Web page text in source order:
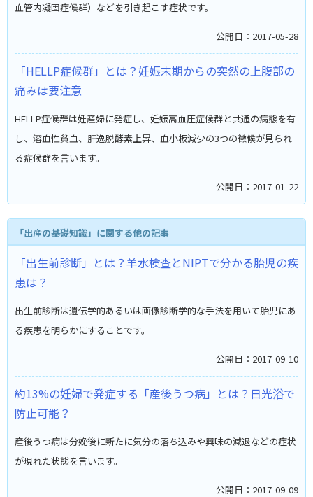
血管内凝固症候群）などを引き起こす症状です。
公開日：2017-05-28
「HELLP症候群」とは？妊娠末期からの突然の上腹部の
痛みは要注意
HELLP症候群は妊産婦に発症し、妊娠高血圧症候群と共通の病態を有
し、溶血性貧血、肝逸脱酵素上昇、血小板減少の3つの徴候が見られ
る症候群を言います。
公開日：2017-01-22
「出産の基礎知識」に関する他の記事
「出生前診断」とは？羊水検査とNIPTで分かる胎児の疾
患は？
出生前診断は遺伝学的あるいは画像診断学的な手法を用いて胎児にあ
る疾患を明らかにすることです。
公開日：2017-09-10
約13%の妊婦で発症する「産後うつ病」とは？日光浴で
防止可能？
産後うつ病は分娩後に新たに気分の落ち込みや興味の減退などの症状
が現れた状態を言います。
公開日：2017-09-09